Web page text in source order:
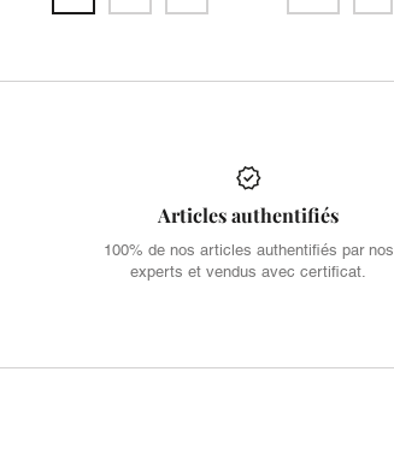
Articles authentifiés
100% de nos articles authentifiés par nos
experts et vendus avec certificat.